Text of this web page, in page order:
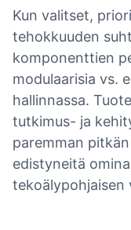
Kun valitset,
tehokkuuden
komponenttien
modulaarisia vs.
hallinnassa.
tutkimus- ja
paremman
edistyneitä
tekoälypohjaisen